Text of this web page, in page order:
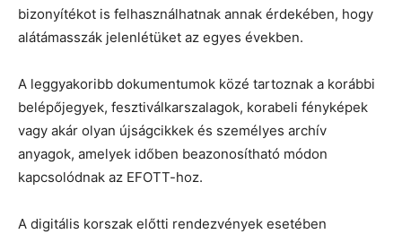
bizonyítékot is felhasználhatnak annak érdekében, hogy
alátámasszák jelenlétüket az egyes években.
A leggyakoribb dokumentumok közé tartoznak a korábbi
belépőjegyek, fesztiválkarszalagok, korabeli fényképek
vagy akár olyan újságcikkek és személyes archív
anyagok, amelyek időben beazonosítható módon
kapcsolódnak az EFOTT-hoz.
A digitális korszak előtti rendezvények esetében